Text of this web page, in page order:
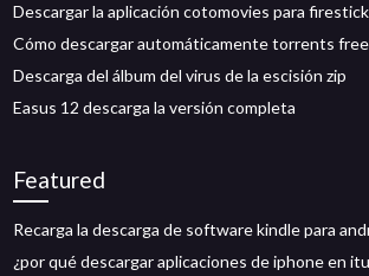
Descargar la aplicación cotomovies para firestick
Cómo descargar automáticamente torrents
Descarga del álbum del virus de la escisión zip
Easus 12 descarga la versión completa
Featured
Recarga la descarga de software kindle para
¿por qué descargar aplicaciones de iphone en